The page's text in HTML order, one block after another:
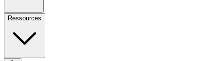
Ressources